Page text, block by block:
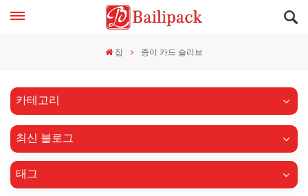
집 종이 카드 슬리브
카테고리
최신 블로그
태그